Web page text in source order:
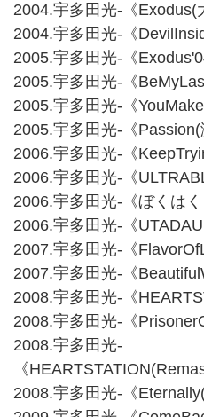
2004.宇多田光-《Exodus(
2004.宇多田光-《
2005.宇多田光-《
2005.宇多田光-《
2005.宇多田光-《
2005.宇多田光-《Passion(
2006.宇多田光-《
2006.宇多田光-《
2006.宇多田光-《ぼくはく
2006.宇多田光-《
2007.宇多田光-《
2007.宇多田光-《
2008.宇多田光-《
2008.宇多田光-《
2008.宇多田光-
《
2008.宇多田光-《